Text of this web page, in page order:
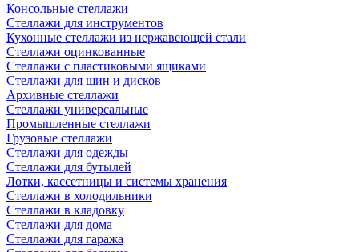
Консольные стеллажи
Стеллажи для инструментов
Кухонные стеллажи из нержавеющей стали
Стеллажи оцинкованные
Стеллажи с пластиковыми ящиками
Стеллажи для шин и дисков
Архивные стеллажи
Стеллажи универсальные
Промышленные стеллажи
Грузовые стеллажи
Стеллажи для одежды
Стеллажи для бутылей
Лотки, кассетницы и системы хранения
Стеллажи в холодильники
Стеллажи в кладовку
Стеллажи для дома
Стеллажи для гаража